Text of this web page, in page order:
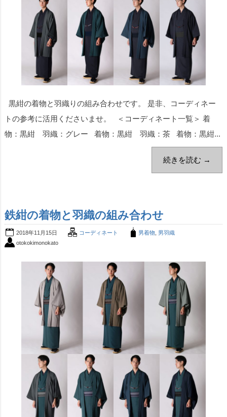
黒紺の着物と羽織りの組み合わせです。 是非、コーディネー
トの参考に活用くださいませ。 ＜コーディネート一覧＞ 着
物：黒紺 羽織：グレー 着物：黒紺 羽織：茶 着物：黒紺...
続きを読む →
鉄紺の着物と羽織の組み合わせ
2018年11月15日 コーディネート 男着物, 男羽織
otokokimonokato